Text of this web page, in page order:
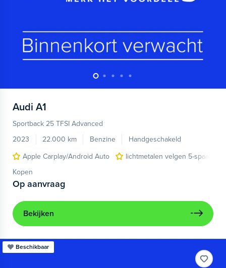
Audi A1
Sportback 25 TFSI Advanced
2023
22.000 km Benzine
Handgeschakeld
Apple Carplay/Android Auto
lichtmetalen velgen 5-spaaks
Kopen
Op aanvraag
Bekijken
Beschikbaar